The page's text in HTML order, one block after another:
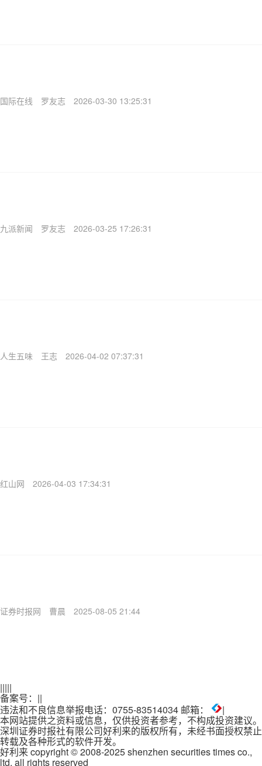
国际在线 罗友志 2026-03-30 13:25:31
九派新闻 罗友志 2026-03-25 17:26:31
人生五味 王志 2026-04-02 07:37:31
红山网 2026-04-03 17:34:31
证券时报网 曹晨 2025-08-05 21:44
|||||
备案号： ||
违法和不良信息举报电话：0755-83514034 邮箱：
|
本网站提供之资料或信息，仅供投资者参考，不构成投资建议。
深圳证券时报社有限公司好利来的版权所有，未经书面授权禁止
转载及各种形式的软件开发。
好利来 copyright © 2008-2025 shenzhen securities times co.,
ltd. all rights reserved